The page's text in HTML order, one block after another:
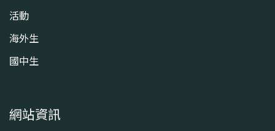
活動
海外生
國中生
網站資訊